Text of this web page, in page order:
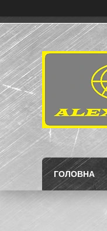
ГОЛОВНА